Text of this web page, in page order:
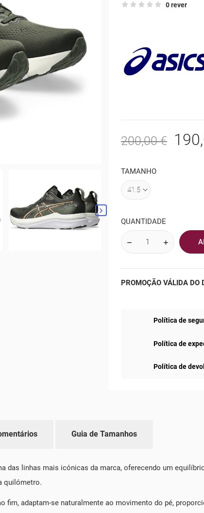

0 rever
200,00 €
TAMANHO
QUANTIDADE
PROMOÇÃO VÁLIDA
Política de
Política de
Política de
Guia de Tamanhos
das linhas mais icónicas da marca, oferecendo um
quilómetro.
fim, adaptam-se naturalmente ao movimento do pé,